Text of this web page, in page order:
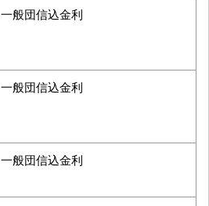
一般団信込金利
一般団信込金利
一般団信込金利